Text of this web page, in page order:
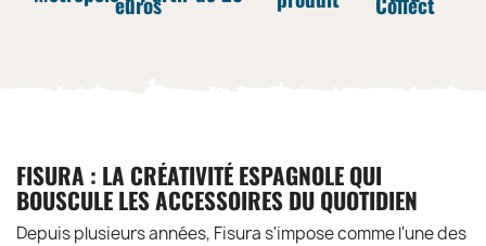
FISURA : LA CRÉATIVITÉ ESPAGNOLE QUI
BOUSCULE LES ACCESSOIRES DU QUOTIDIEN
Depuis plusieurs années, Fisura s'impose comme l'une des